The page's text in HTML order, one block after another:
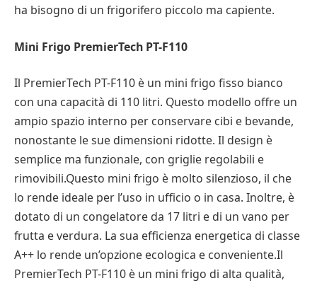
ha bisogno di un frigorifero piccolo ma capiente.
Mini Frigo PremierTech PT-F110
Il PremierTech PT-F110 è un mini frigo fisso bianco
con una capacità di 110 litri. Questo modello offre un
ampio spazio interno per conservare cibi e bevande,
nonostante le sue dimensioni ridotte. Il design è
semplice ma funzionale, con griglie regolabili e
rimovibili.Questo mini frigo è molto silenzioso, il che
lo rende ideale per l’uso in ufficio o in casa. Inoltre, è
dotato di un congelatore da 17 litri e di un vano per
frutta e verdura. La sua efficienza energetica di classe
A++ lo rende un’opzione ecologica e conveniente.Il
PremierTech PT-F110 è un mini frigo di alta qualità,